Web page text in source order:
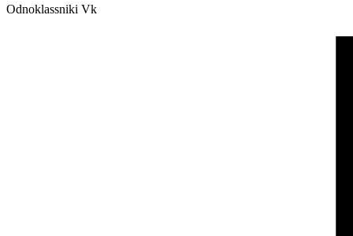
Odnoklassniki Vk